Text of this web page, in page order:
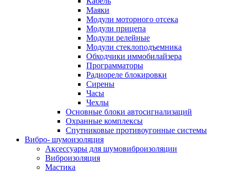
Маяки
Модули моторного отсека
Модули прицепа
Модули релейные
Модули стеклоподъемника
Обходчики иммобилайзера
Программаторы
Радиореле блокировки
Сирены
Часы
Чехлы
Основные блоки автосигнализаций
Охранные комплексы
Спутниковые противоугонные системы
Вибро- шумоизоляция
Аксессуары для шумовиброизоляции
Виброизоляция
Мастика